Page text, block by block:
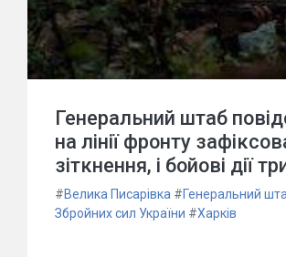
Генеральний штаб
на лінії фронту
зіткнення, і бойові дії
#Велика Писарівка #Генеральний
Збройних сил України #Харків